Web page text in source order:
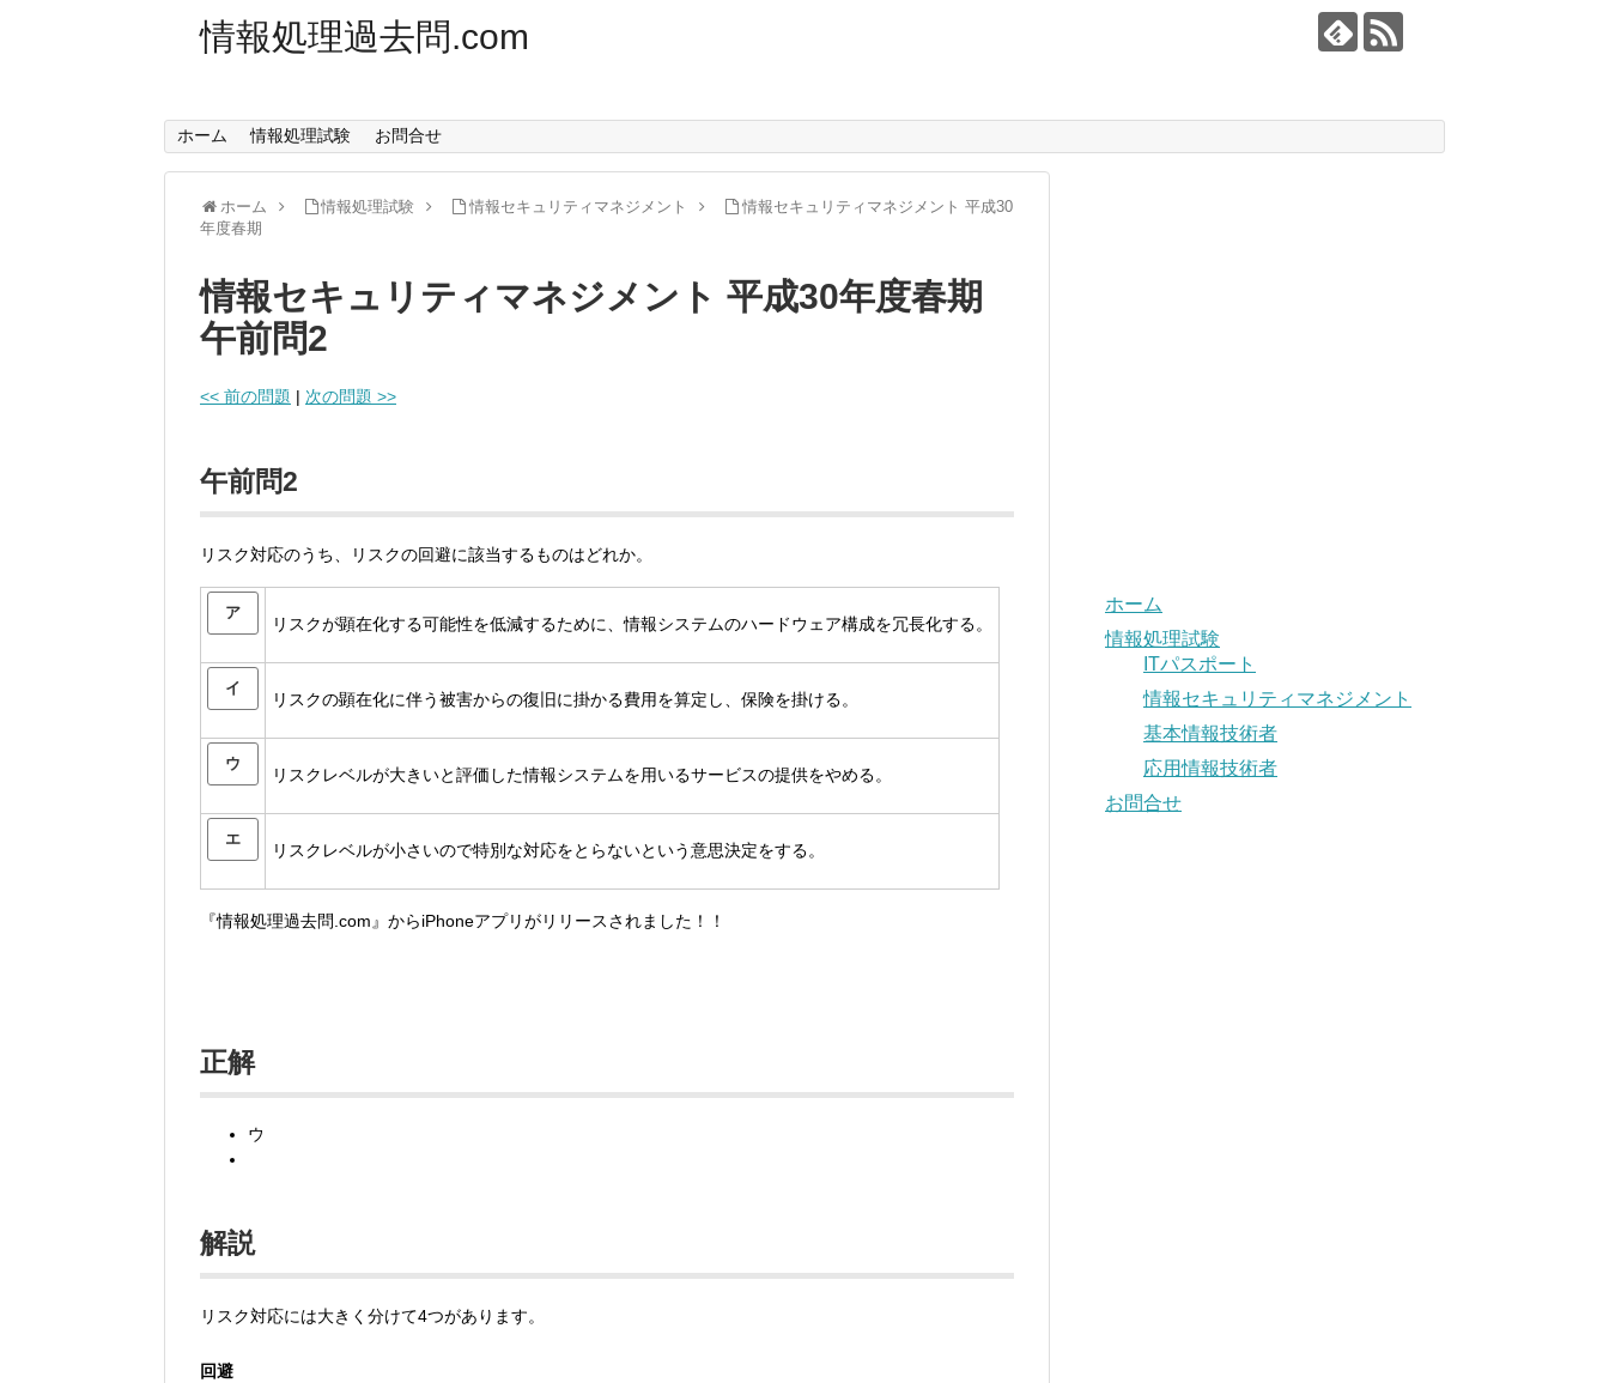
情報処理過去問.com
ホーム 情報処理試験 お問合せ
ホーム 情報処理試験 情報セキュリティマネジメント
情報セキュリティマネジメント 平成30
年度春期
情報セキュリティマネジメント 平成30年度春期
午前問2
<< 前の問題 | 次の問題 >>
午前問2
リスク対応のうち、リスクの回避に該当するものはどれか。
ア
リスクが顕在化する可能性を低減するために、情報システムのハードウェア構成を冗長化する。
イ
リスクの顕在化に伴う被害からの復旧に掛かる費用を算定し、保険を掛ける。
ウ
リスクレベルが大きいと評価した情報システムを用いるサービスの提供をやめる。
エ
リスクレベルが小さいので特別な対応をとらないという意思決定をする。
『情報処理過去問.com』からiPhoneアプリがリリースされました！！
正解
ウ
解説
リスク対応には大きく分けて4つがあります。
回避
ホーム
情報処理試験
ITパスポート
情報セキュリティマネジメント
基本情報技術者
応用情報技術者
お問合せ